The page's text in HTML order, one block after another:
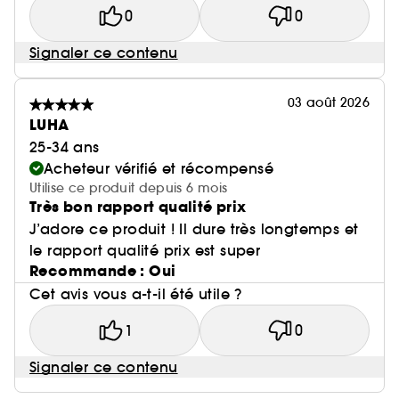
0 0
Signaler ce contenu
03 août 2026
LUHA
25-34 ans
Acheteur vérifié et récompensé
Utilise ce produit depuis 6 mois
Très bon rapport qualité prix
J’adore ce produit ! Il dure très longtemps et
le rapport qualité prix est super
Recommande : Oui
Cet avis vous a-t-il été utile ?
1 0
Signaler ce contenu